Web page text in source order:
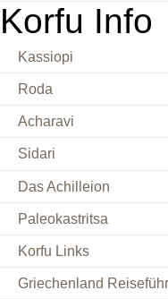
Korfu Info
Kassiopi
Roda
Acharavi
Sidari
Das Achilleion
Paleokastritsa
Korfu Links
Griechenland